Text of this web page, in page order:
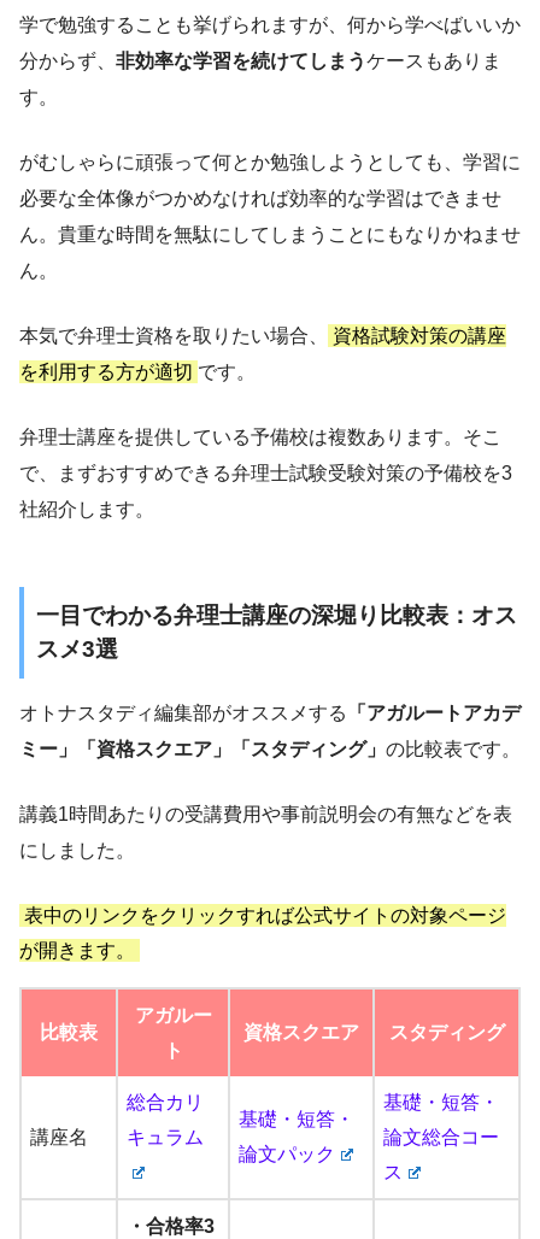
学で勉強することも挙げられますが、何から学べばいいか
分からず、 非効率な学習を続けてしまうケースもありま
す。
がむしゃらに頑張って何とか勉強しようとしても、学習に
必要な全体像がつかめなければ効率的な学習はできませ
ん。貴重な時間を無駄にしてしまうことにもなりかねませ
ん。
本気で弁理士資格を取りたい場合、
資格試験対策の講座
を利用する方が適切 です。
弁理士講座を提供している予備校は複数あります。そこ
で、まずおすすめできる弁理士試験受験対策の予備校を3
社紹介します。
一目でわかる弁理士講座の深堀り比較表：オス
スメ3選
オトナスタディ編集部がオススメする
「アガルートアカデ
ミー」「資格スクエア」「スタディング」 の比較表です。
講義1時間あたりの受講費用や事前説明会の有無などを表
にしました。
表中のリンクをクリックすれば公式サイトの対象ページ
が開きます。
比較表
アガルー
ト
資格スクエア スタディング
講座名
総合カリ
キュラム
基礎・短答・
論文パック
基礎・短答・
論文総合コー
ス
・合格率3